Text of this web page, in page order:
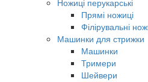
Ножиці перукарські
Прямі ножиці
Філірувальні
Машинки для стрижки
Машинки
Тримери
Шейвери